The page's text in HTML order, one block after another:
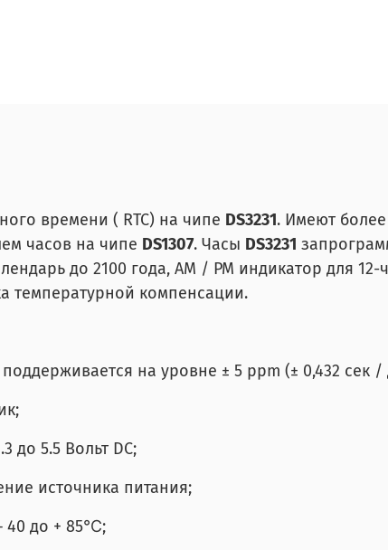
времени ( RTC) на чипе DS3231. Имеют
часов на чипе DS1307. Часы DS3231
до 2100 года, AM / PM индикатор для
температурной компенсации.
на уровне ± 5 ppm (± 0,432 сек /
до 5.5 Вольт DC;
источника питания;
40 до + 85℃;